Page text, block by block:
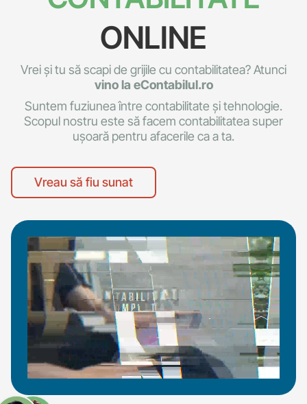
ONLINE
Vrei și tu să scapi de grijile cu contabilitatea? Atunci
vino la eContabilul.ro
Suntem fuziunea între contabilitate și tehnologie.
Scopul nostru este să facem contabilitatea super
ușoară pentru afacerile ca a ta.
Vreau să fiu sunat